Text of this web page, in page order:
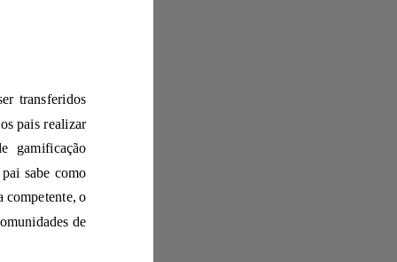
Desde os primeiros anos, muitos processos educativos começaram a ser transferidos
se mais fácil para os pais realizar
atividades educativas sobre os temas necessários, porque os processos de gamifi
cação
aumentam a qualidade da informação memorizada. Por outro lado, nem todo pai sabe como
proporcionar a imersão de uma criança em um ambiente informacional de forma competente, o
comunidades de